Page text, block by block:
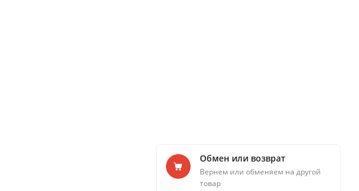
Обмен или возврат
Вернем или обменяем на другой
товар